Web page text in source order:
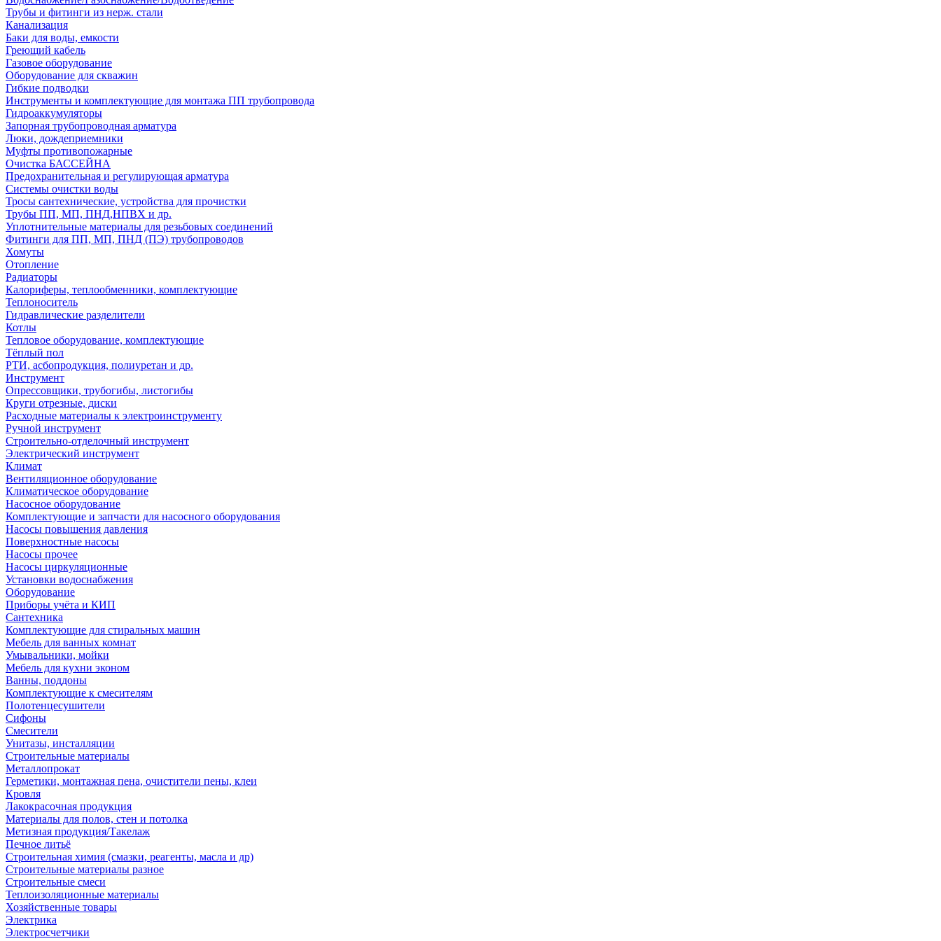
Трубы и фитинги из нерж. стали
Канализация
Баки для воды, емкости
Греющий кабель
Газовое оборудование
Оборудование для скважин
Гибкие подводки
Инструменты и комплектующие для монтажа ПП трубопровода
Гидроаккумуляторы
Запорная трубопроводная арматура
Люки, дождеприемники
Муфты противопожарные
Очистка БАССЕЙНА
Предохранительная и регулирующая арматура
Системы очистки воды
Тросы сантехнические, устройства для прочистки
Трубы ПП, МП, ПНД,НПВХ и др.
Уплотнительные материалы для резьбовых соединений
Фитинги для ПП, МП, ПНД (ПЭ) трубопроводов
Хомуты
Отопление
Радиаторы
Калориферы, теплообменники, комплектующие
Теплоноситель
Гидравлические разделители
Котлы
Тепловое оборудование, комплектующие
Тёплый пол
РТИ, асбопродукция, полиуретан и др.
Инструмент
Опрессовщики, трубогибы, листогибы
Круги отрезные, диски
Расходные материалы к электроинструменту
Ручной инструмент
Строительно-отделочный инструмент
Электрический инструмент
Климат
Вентиляционное оборудование
Климатическое оборудование
Насосное оборудование
Комплектующие и запчасти для насосного оборудования
Насосы повышения давления
Поверхностные насосы
Насосы прочее
Насосы циркуляционные
Установки водоснабжения
Оборудование
Приборы учёта и КИП
Сантехника
Комплектующие для стиральных машин
Мебель для ванных комнат
Умывальники, мойки
Мебель для кухни эконом
Ванны, поддоны
Комплектующие к смесителям
Полотенцесушители
Сифоны
Смесители
Унитазы, инсталляции
Строительные материалы
Металлопрокат
Герметики, монтажная пена, очистители пены, клеи
Кровля
Лакокрасочная продукция
Материалы для полов, стен и потолка
Метизная продукция/Такелаж
Печное литьё
Строительная химия (смазки, реагенты, масла и др)
Строительные материалы разное
Строительные смеси
Теплоизоляционные материалы
Хозяйственные товары
Электрика
Электросчетчики